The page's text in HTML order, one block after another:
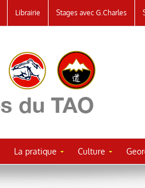
Librairie Stages avec G.Charles
La pratique Culture